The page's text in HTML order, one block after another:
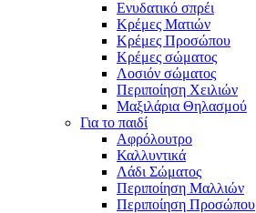
Ενυδατικό σπρέι
Κρέμες Ματιών
Κρέμες Προσώπου
Κρέμες σώματος
Λοσιόν σώματος
Περιποίηση Χειλιών
Μαξιλάρια Θηλασμού
Για το παιδί
Αφρόλουτρο
Καλλυντικά
Λάδι Σώματος
Περιποίηση Μαλλιών
Περιποίηση Προσώπου